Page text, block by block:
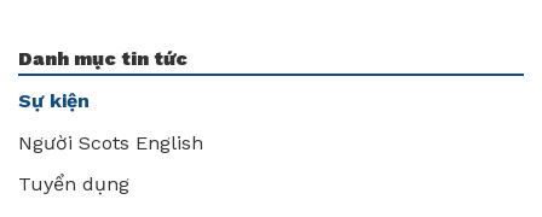
Danh mục tin tức
Sự kiện
Người Scots English
Tuyển dụng